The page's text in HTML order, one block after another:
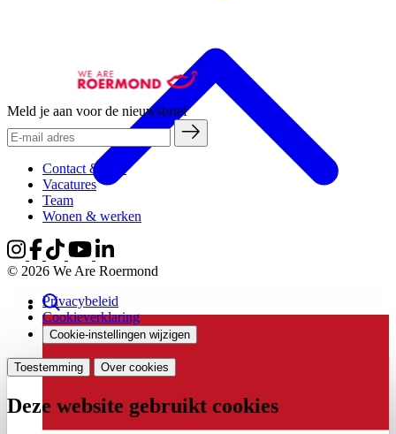
Meld je aan voor de nieuwsbrief
Contact & pers
Vacatures
Team
Wonen & werken
© 2026 We Are Roermond
Privacybeleid
Cookieverklaring
Cookie-instellingen wijzigen
Toestemming Over cookies
Deze website gebruikt cookies